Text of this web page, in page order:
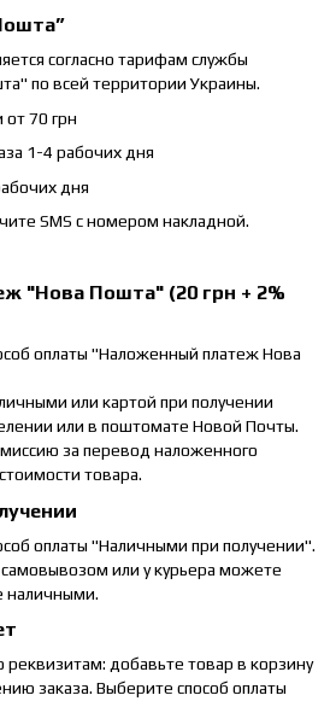
согласно тарифам службы
по всей территории Украины.
от 70 грн
1-4 рабочих дня
дня
SMS с номером накладной.
"Нова Пошта" (20 грн + 2%
оплаты "Наложенный платеж Нова
или картой при получении
или в поштомате Новой Почты.
за перевод наложенного
товара.
оплаты "Наличными при получении".
или у курьера можете
наличными.
реквизитам: добавьте товар в корзину
заказа. Выберите способ оплаты